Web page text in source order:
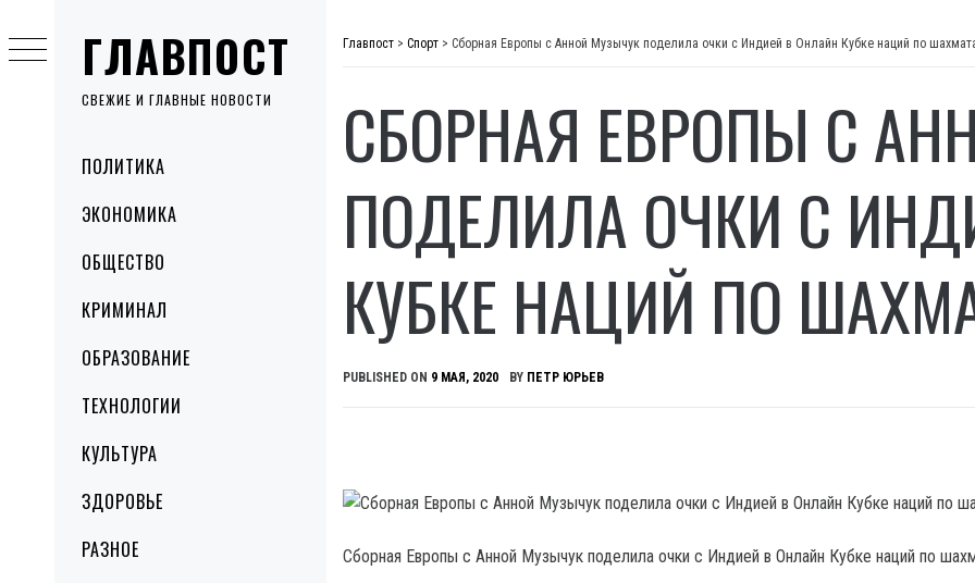
ГЛАВПОСТ
СВЕЖИЕ И ГЛАВНЫЕ НОВОСТИ
MenuПОЛИТИКА
ЭКОНОМИКА
ОБЩЕСТВО
КРИМИНАЛ
ОБРАЗОВАНИЕ
ТЕХНОЛОГИИ
КУЛЬТУРА
ЗДОРОВЬЕ
РАЗНОЕ
to
content
Главпост > Спорт > Сборная Европы с Анной Музычук поделила очки с Индией в Онлайн Кубке наций по
СБОРНАЯ ЕВРОПЫ С
ПОДЕЛИЛА ОЧКИ С
КУБКЕ НАЦИЙ ПО
PUBLISHED ON 9 МАЯ, 2020 BY ПЕТР ЮРЬЕВ
Сборная Европы с Анной Музычук поделила очки с Индией в Онлайн Кубке наций по